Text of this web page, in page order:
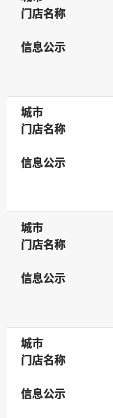
门店名称
门店名称
信息公示
信息公示
城市
城市
门店名称
门店名称
信息公示
信息公示
城市
城市
门店名称
门店名称
信息公示
信息公示
城市
城市
门店名称
门店名称
信息公示
信息公示